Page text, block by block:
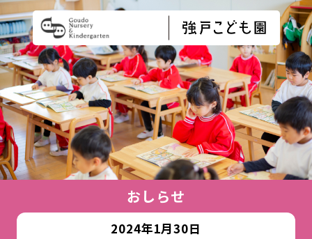
おしらせ
2024年1月30日